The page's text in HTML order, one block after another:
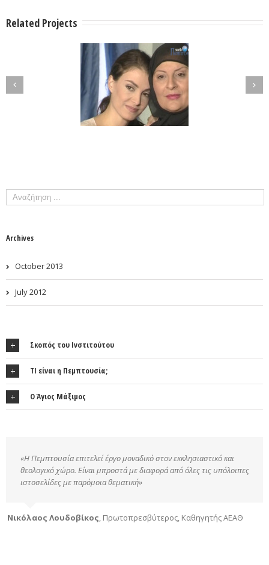
Related Projects
Archives
October 2013
July 2012
Σκοπός του Ινστιτούτου
ΤΙ είναι η Πεμπτουσία;
Ο Άγιος Μάξιμος
«Η Πεμπτουσία επιτελεί έργο μοναδικό στον εκκλησιαστικό και
θεολογικό χώρο. Είναι μπροστά με διαφορά από όλες τις υπόλοιπες
ιστοσελίδες με παρόμοια θεματική»
Νικόλαος Λουδοβίκος, Πρωτοπρεσβύτερος, Καθηγητής ΑΕΑΘ